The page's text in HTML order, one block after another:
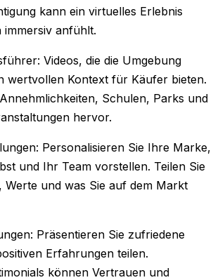
kann ein virtuelles Erlebnis
immersiv anfühlt.
Videos, die die Umgebung
wertvollen Kontext für Käufer bieten.
Schulen, Parks und
hervor.
Personalisieren Sie Ihre Marke,
und Ihr Team vorstellen. Teilen Sie
und was Sie auf dem Markt
Präsentieren Sie zufriedene
Erfahrungen teilen.
können Vertrauen und